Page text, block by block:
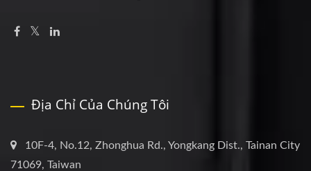
Địa Chỉ Của Chúng Tôi
10F-4, No.12, Zhonghua Rd., Yongkang Dist., Tainan City
71069, Taiwan